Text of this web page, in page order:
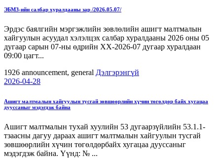
ЭБМЗ-ийн салбар хуралдааны зар /2026.05.07/
Эрдэс баялгийн мэргэжлийн зөвлөлийн ашигт малтмалын
хайгуулын асуудал хэлэлцэх салбар хуралдааны 2026 оны 05
дугаар сарын 07-ны өдрийн ХХ-2026-07 дугаар хуралдаан
09:00 цагт...
1926 announcement, general Дэлгэрэнгүй
2026-04-28
Ашигт малтмалын хайгуулын тусгай зөвшөөрлийн хүчин төгөлдөр байх хугацаа
дууссаныг мэдэгдэж байна
Ашигт малтмалын тухай хуулийн 53 дугаарзүйлийн 53.1.1-
тзаасны дагуу дараах ашигт малтмалын хайгуулын тусгай
зөвшөөрлийн хүчин төгөлдөрбайх хугацаа дууссаныг
мэдэгдэж байна. Үүнд: № ...